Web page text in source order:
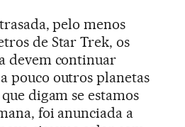
pelo menos
de Star Trek, os
devem continuar
pouco outros planetas
digam se estamos
foi anunciada a